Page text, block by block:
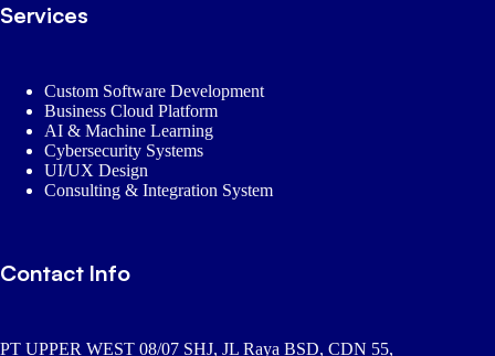
Services
Custom Software Development
Business Cloud Platform
AI & Machine Learning
Cybersecurity Systems
UI/UX Design
Consulting & Integration System
Contact Info
PT UPPER WEST 08/07 SHJ, JL Raya BSD, CDN 55,